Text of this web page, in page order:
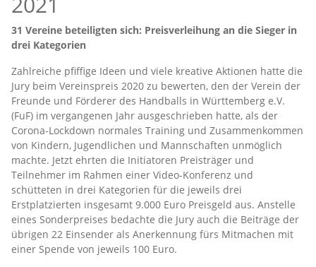
31 Vereine beteiligten sich: Preisverleihung an die Sieger in
drei Kategorien
Zahlreiche pfiffige Ideen und viele kreative Aktionen hatte die
Jury beim Vereinspreis 2020 zu bewerten, den der Verein der
Freunde und Förderer des Handballs in Württemberg e.V.
(FuF) im vergangenen Jahr ausgeschrieben hatte, als der
Corona-Lockdown normales Training und Zusammenkommen
von Kindern, Jugendlichen und Mannschaften unmöglich
machte. Jetzt ehrten die Initiatoren Preisträger und
Teilnehmer im Rahmen einer Video-Konferenz und
schütteten in drei Kategorien für die jeweils drei
Erstplatzierten insgesamt 9.000 Euro Preisgeld aus. Anstelle
eines Sonderpreises bedachte die Jury auch die Beiträge der
übrigen 22 Einsender als Anerkennung fürs Mitmachen mit
einer Spende von jeweils 100 Euro.